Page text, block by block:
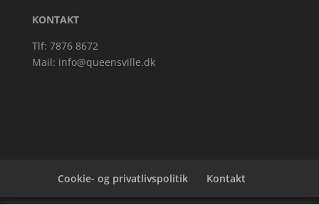
KONTAKT
Tlf: 7876 8672
Mail: info@queensville.dk
Cookie- og privatlivspolitik Kontakt